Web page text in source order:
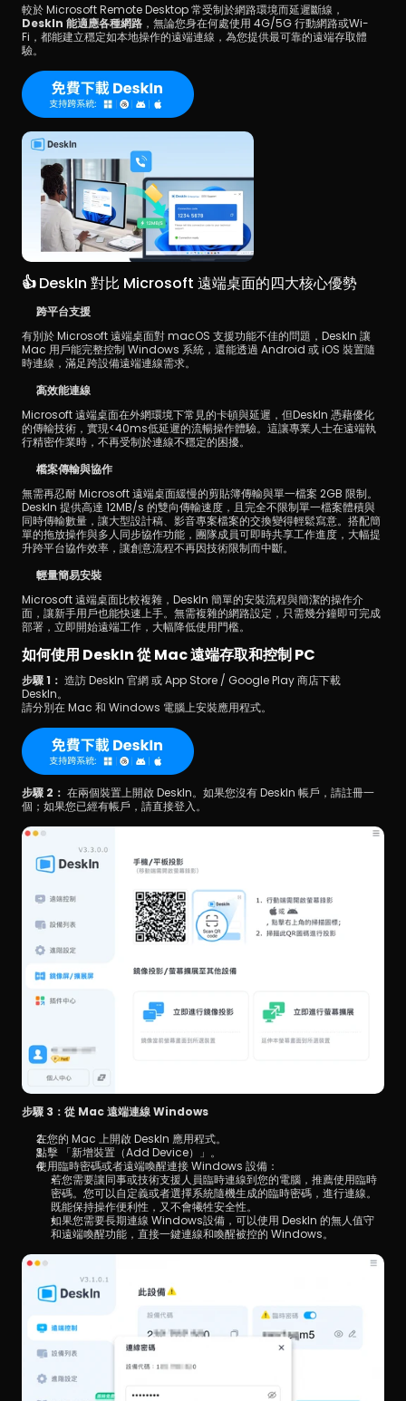
較於 Microsoft Remote Desktop 常受制於網路環境而延遲斷線，
DeskIn 能適應各種網路 ，無論您身在何處使用 4G/5G 行動網路或Wi-
Fi，都能建立穩定如本地操作的遠端連線，為您提供最可靠的遠端存取體
驗。
👍 DeskIn 對比 Microsoft 遠端桌面的四大核心優勢
跨平台支援
有別於 Microsoft 遠端桌面對 macOS 支援功能不佳的問題，DeskIn 讓
Mac 用戶能完整控制 Windows 系統，還能透過 Android 或 iOS 裝置隨
時連線，滿足跨設備遠端連線需求。
高效能連線
Microsoft 遠端桌面在外網環境下常見的卡頓與延遲，但DeskIn 憑藉優化
的傳輸技術，實現<40ms低延遲的流暢操作體驗。這讓專業人士在遠端執
行精密作業時，不再受制於連線不穩定的困擾。
檔案傳輸與協作
無需再忍耐 Microsoft 遠端桌面緩慢的剪貼簿傳輸與單一檔案 2GB 限制。
DeskIn 提供高達 12MB/s 的雙向傳輸速度，且完全不限制單一檔案體積與
同時傳輸數量，讓大型設計稿、影音專案檔案的交換變得輕鬆寫意。搭配簡
單的拖放操作與多人同步協作功能，團隊成員可即時共享工作進度，大幅提
升跨平台協作效率，讓創意流程不再因技術限制而中斷。
輕量簡易安裝
Microsoft 遠端桌面比較複雜，DeskIn 簡單的安裝流程與簡潔的操作介
面，讓新手用戶也能快速上手。無需複雜的網路設定，只需幾分鐘即可完成
部署，立即開始遠端工作，大幅降低使用門檻。
如何使用 DeskIn 從 Mac 遠端存取和控制 PC
步驟 1： 造訪 DeskIn 官網 或 App Store / Google Play 商店下載
DeskIn。
請分別在 Mac 和 Windows 電腦上安裝應用程式。
步驟 2： 在兩個裝置上開啟 DeskIn。如果您沒有 DeskIn 帳戶，請註冊一
個；如果您已經有帳戶，請直接登入。
步驟 3：從 Mac 遠端連線 Windows
在您的 Mac 上開啟 DeskIn 應用程式。
點擊 「新增裝置（Add Device）」。
使用臨時密碼或者遠端喚醒連接 Windows 設備：
若您需要讓同事或技術支援人員臨時連線到您的電腦，推薦使用臨時
密碼。您可以自定義或者選擇系統隨機生成的臨時密碼，進行連線。
既能保持操作便利性，又不會犧牲安全性。
如果您需要長期連線 Windows設備，可以使用 DeskIn 的無人值守
和遠端喚醒功能，直接一鍵連線和喚醒被控的 Windows。